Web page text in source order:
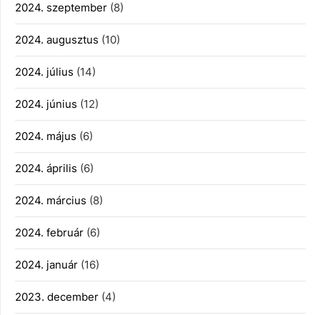
2024. szeptember (8)
2024. augusztus (10)
2024. július (14)
2024. június (12)
2024. május (6)
2024. április (6)
2024. március (8)
2024. február (6)
2024. január (16)
2023. december (4)